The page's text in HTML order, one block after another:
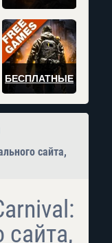
БЕСПЛАТНЫЕ
сайта,
сайта,